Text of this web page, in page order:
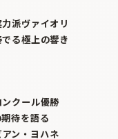
派ヴァイオリ
る極上の響き
クール優勝
待を語る
ン・ヨハネ